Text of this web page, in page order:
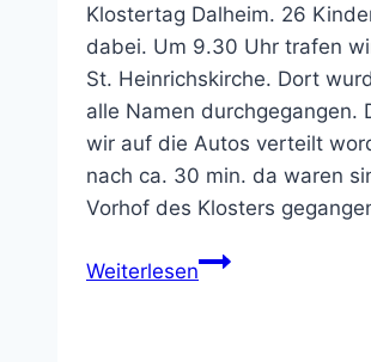
Klostertag Dalheim. 26
dabei. Um 9.30 Uhr trafen
St. Heinrichskirche. Dort
alle Namen durchgegangen.
wir auf die Autos verteilt
nach ca. 30 min. da waren
Vorhof des Klosters
WeiterlesenDer